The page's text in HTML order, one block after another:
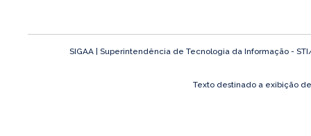
SIGAA | Superintendência de Tecnologia da Informação -
Texto destinado a exibição